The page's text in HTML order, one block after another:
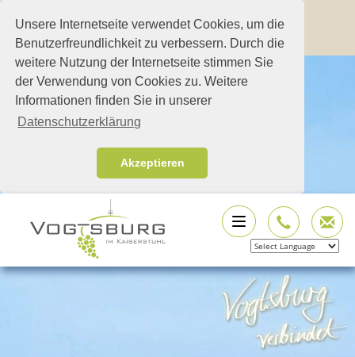
Unsere Internetseite verwendet Cookies, um die
Benutzerfreundlichkeit zu verbessern. Durch die
weitere Nutzung der Internetseite stimmen Sie
der Verwendung von Cookies zu. Weitere
Informationen finden Sie in unserer
Datenschutzerklärung
Akzeptieren